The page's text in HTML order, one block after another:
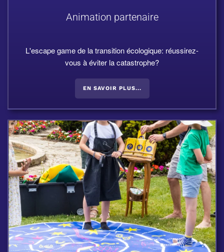
Animation partenaire
L'escape game de la transition écologique: réussirez-
vous à éviter la catastrophe?
EN SAVOIR PLUS...